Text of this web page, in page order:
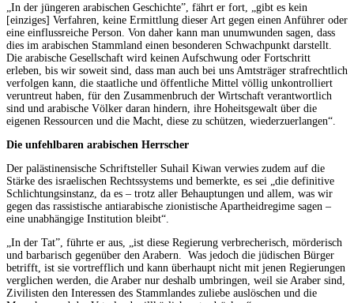
„In der jüngeren arabischen Geschichte”, fährt er fort, „gibt es kein
[einziges] Verfahren, keine Ermittlung dieser Art gegen einen Anführer oder
eine einflussreiche Person. Von daher kann man unumwunden sagen, dass
dies im arabischen Stammland einen besonderen Schwachpunkt darstellt.
Die arabische Gesellschaft wird keinen Aufschwung oder Fortschritt
erleben, bis wir soweit sind, dass man auch bei uns Amtsträger strafrechtlich
verfolgen kann, die staatliche und öffentliche Mittel völlig unkontrolliert
veruntreut haben, für den Zusammenbruch der Wirtschaft verantwortlich
sind und arabische Völker daran hindern, ihre Hoheitsgewalt über die
eigenen Ressourcen und die Macht, diese zu schützen, wiederzuerlangen“.
Die unfehlbaren arabischen Herrscher
Der palästinensische Schriftsteller Suhail Kiwan verwies zudem auf die
Stärke des israelischen Rechtssystems und bemerkte, es sei „die definitive
Schlichtungsinstanz, da es – trotz aller Behauptungen und allem, was wir
gegen das rassistische antiarabische zionistische Apartheidregime sagen –
eine unabhängige Institution bleibt“.
„In der Tat”, führte er aus, „ist diese Regierung verbrecherisch, mörderisch
und barbarisch gegenüber den Arabern. Was jedoch die jüdischen Bürger
betrifft, ist sie vortrefflich und kann überhaupt nicht mit jenen Regierungen
verglichen werden, die Araber nur deshalb umbringen, weil sie Araber sind,
Zivilisten den Interessen des Stammlandes zuliebe auslöschen und die